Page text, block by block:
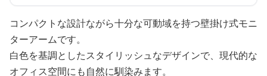
コンパクトな設計ながら十分な可動域を持つ壁掛け式モニ
ターアームです。
白色を基調としたスタイリッシュなデザインで、現代的な
オフィス空間にも自然に馴染みます。